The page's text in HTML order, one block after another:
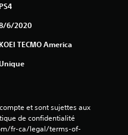
PS4
6/2020
KOEI TECMO America
et sont sujettes aux
de confidentialité
fr-ca/legal/terms-of-